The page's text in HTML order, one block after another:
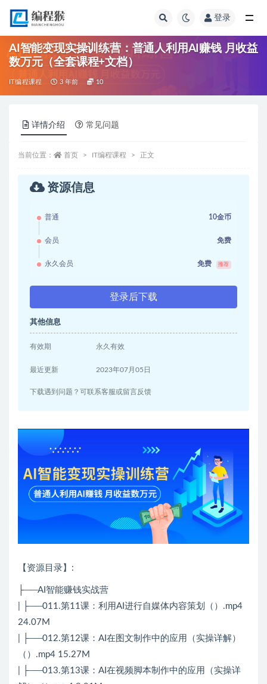
登录
AI智能变现实操训练营：普通人利用AI赚钱 月收益
数万元（全套课程+文档）
IT编程课程 3 年前 10
详情介绍 常见问题
当前位置： 首页 IT编程课程 正文
资源信息
普通 10金币
会员 免费
永久会员 免费 推荐
登录后下载
其他信息
有效期 永久有效
最近更新 2023年07月05日
下载遇到问题？可联系客服或留言反馈
【资源目录】:
├──AI智能赚钱实战营
| ├──011.第11课：利用AI进行自媒体内容策划（）.mp4
24.07M
| ├──012.第12课：AI在图文制作中的应用（实操详解）
（）.mp4 15.27M
| ├──013.第13课：AI在视频脚本制作中的应用（实操详